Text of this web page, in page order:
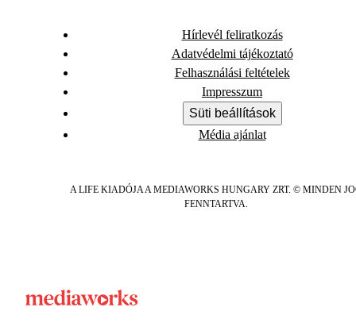
Hírlevél feliratkozás
Adatvédelmi tájékoztató
Felhasználási feltételek
Impresszum
Süti beállítások
Média ajánlat
A LIFE KIADÓJA A MEDIAWORKS HUNGARY ZRT. © MINDEN
FENNTARTVA.